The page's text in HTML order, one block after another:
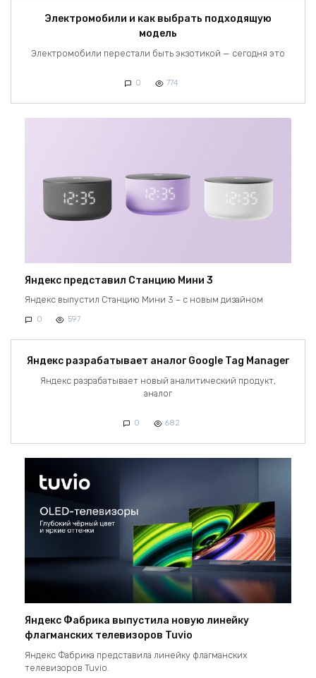
Электромобили и как выбрать подходящую
модель
Электромобили перестали быть экзотикой — сегодня это
0 774
Яндекс представил Станцию Мини 3
Яндекс выпустил Станцию Мини 3 – с новым дизайном
0 597
Яндекс разрабатывает аналог Google Tag Manager
Яндекс разрабатывает новый аналитический продукт,
аналог
0 682
Яндекс Фабрика выпустила новую линейку
флагманских телевизоров Tuvio
Яндекс Фабрика представила линейку флагманских
телевизоров Tuvio.